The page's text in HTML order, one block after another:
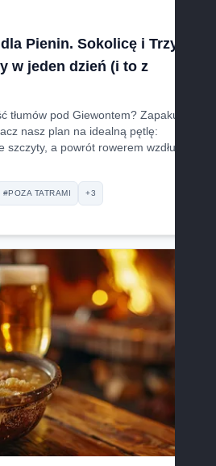
Pienin. Sokolicę i Trzy
w jeden dzień (i to z
tłumów pod Giewontem? Zapakuj
nasz plan na idealną pętlę:
szczyty, a powrót rowerem wzdłuż
#POZA TATRAMI +3